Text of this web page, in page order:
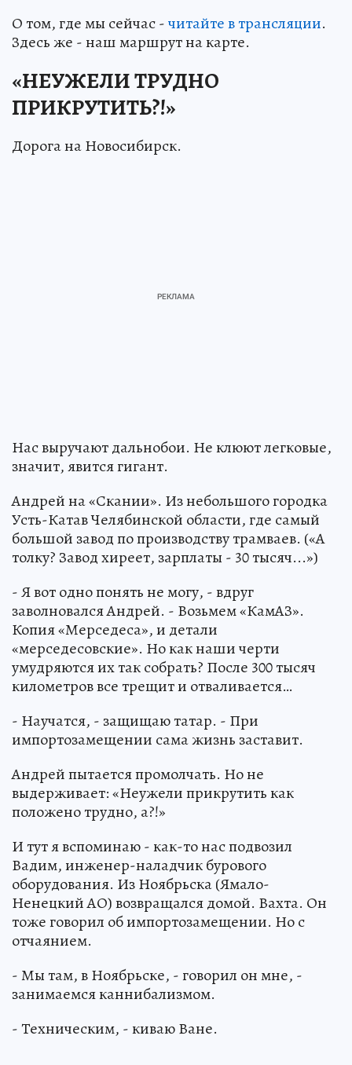
О том, где мы сейчас -читайте в трансляции.
Здесь же - наш маршрут на карте.
«НЕУЖЕЛИ ТРУДНО
ПРИКРУТИТЬ?!»
Дорога на Новосибирск.
Нас выручают дальнобои. Не клюют легковые,
значит, явится гигант.
Андрей на «Скании». Из небольшого городка
Усть-Катав Челябинской области, где самый
большой завод по производству трамваев. («А
толку? Завод хиреет, зарплаты - 30 тысяч...»)
- Я вот одно понять не могу, - вдруг
заволновался Андрей. - Возьмем «КамАЗ».
Копия «Мерседеса», и детали
«мерседесовские». Но как наши черти
умудряются их так собрать? После 300 тысяч
километров все трещит и отваливается…
- Научатся, - защищаю татар. - При
импортозамещении сама жизнь заставит.
Андрей пытается промолчать. Но не
выдерживает: «Неужели прикрутить как
положено трудно, а?!»
И тут я вспоминаю - как-то нас подвозил
Вадим, инженер-наладчик бурового
оборудования. Из Ноябрьска (Ямало-
Ненецкий АО) возвращался домой. Вахта. Он
тоже говорил об импортозамещении. Но с
отчаянием.
- Мы там, в Ноябрьске, - говорил он мне, -
занимаемся каннибализмом.
- Техническим, - киваю Ване.